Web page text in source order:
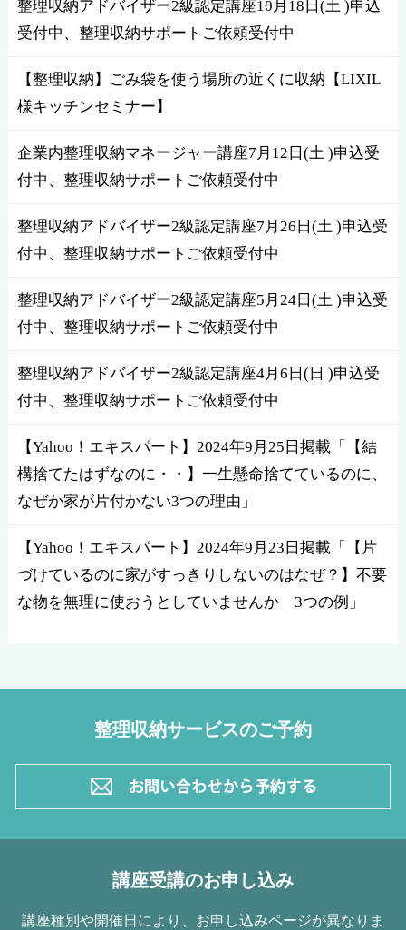
整理収納アドバイザー2級認定講座10月18日(土 )申込
受付中、整理収納サポートご依頼受付中
【整理収納】ごみ袋を使う場所の近くに収納【LIXIL
様キッチンセミナー】
企業内整理収納マネージャー講座7月12日(土 )申込受
付中、整理収納サポートご依頼受付中
整理収納アドバイザー2級認定講座7月26日(土 )申込受
付中、整理収納サポートご依頼受付中
整理収納アドバイザー2級認定講座5月24日(土 )申込受
付中、整理収納サポートご依頼受付中
整理収納アドバイザー2級認定講座4月6日(日 )申込受
付中、整理収納サポートご依頼受付中
【Yahoo！エキスパート】2024年9月25日掲載「【結
構捨てたはずなのに・・】一生懸命捨てているのに、
なぜか家が片付かない3つの理由」
【Yahoo！エキスパート】2024年9月23日掲載「【片
づけているのに家がすっきりしないのはなぜ？】不要
な物を無理に使おうとしていませんか 3つの例」
整理収納サービスのご予約
講座受講のお申し込み
講座種別や開催日により、お申し込みページが異なりま